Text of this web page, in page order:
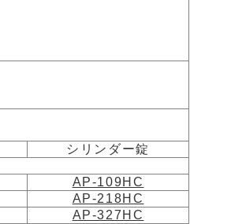
シリンダー錠
AP-109HC
AP-218HC
AP-327HC